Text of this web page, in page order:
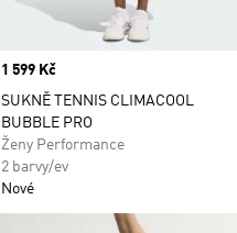
Price
1 599 Kč
SUKNĚ TENNIS CLIMACOOL
BUBBLE PRO
Ženy Performance
2 barvy/ev
Nové